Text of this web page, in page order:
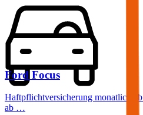
Ford Focus
Haftpflichtversicherung monatlich ab
ab …